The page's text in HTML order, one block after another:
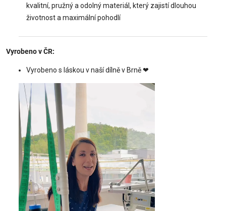
kvalitní, pružný a odolný materiál, který zajistí dlouhou
životnost a maximální pohodlí
Vyrobeno v ČR:
Vyrobeno s láskou v naší dílně v Brně❤